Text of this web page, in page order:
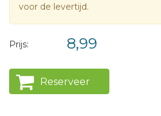
voor de levertijd.
Prijs: 8,99
Reserveer